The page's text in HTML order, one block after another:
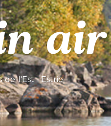
air
de-l'Est - Estrie